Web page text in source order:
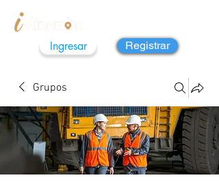
Ingresar Registrar
Grupos